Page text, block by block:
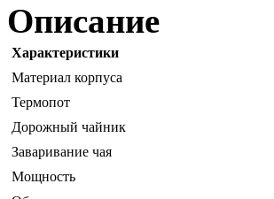
Описание
Характеристики
Материал корпуса
Термопот
Дорожный чайник
Заваривание чая
Мощность